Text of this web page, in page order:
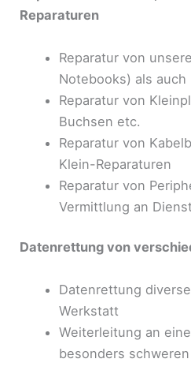
Reparaturen
Reparatur von
Notebooks) als auch
Reparatur von
Buchsen etc.
Reparatur von
Klein-Reparaturen
Reparatur von
Vermittlung an
Datenrettung von
Datenrettung
Werkstatt
Weiterleitung an
besonders